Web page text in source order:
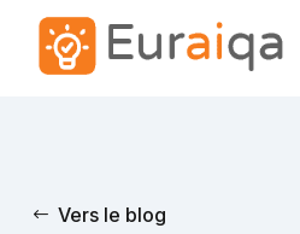
Vers le blog